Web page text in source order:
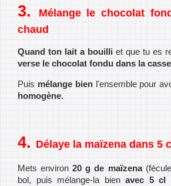
Mélange le chocolat
chaud
Quand ton lait a bouilli et que tu es
verse le chocolat fondu dans la
Puis mélange bienl'ensemble pour
homogène.
Délaye la maïzena dans 5
Mets environ20 g de maïzena
bol, puis mélange-la bienavec 5 cl